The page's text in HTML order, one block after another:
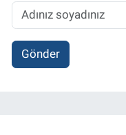
Gönder